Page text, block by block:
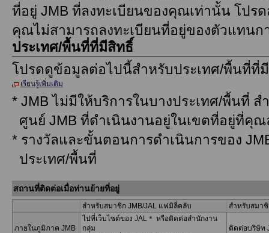
ที่อยู่ JMB ที่ลงทะเบียนของคุณเท่านั้น โปร
คุณไม่สามารถลงทะเบียนที่อยู่ของตัวแทนก
ประเทศ/พื้นที่ที่มีสิทธิ์
โปรดดูข้อมูลต่อไปนี้สําหรับประเทศ/พื้นที่ที่
เรียนรู้เพิ่มเติม
* JMB ไม่มีให้บริการในบางประเทศ/พื้นที่
ศูนย์ JMB ที่ดำเนินงานอยู่ในเขตที่อยู่ที่คุณ
* รางวัลและขั้นตอนการดําเนินการของ
ประเทศ/พื้นที่
สถานที่ติดต่อเมื่อท่านย้ายที่อยู่
สำหรับสมาชิก JMB/JAL แฟมิลี่คลับ สำหรับสมา
ภายในภูมิภาค JMB
ไปที่เว็บไซต์ของ JAL＊ หรือติดต่อสำนักงาน
กลุ่ม
ติดต่อบริษัท